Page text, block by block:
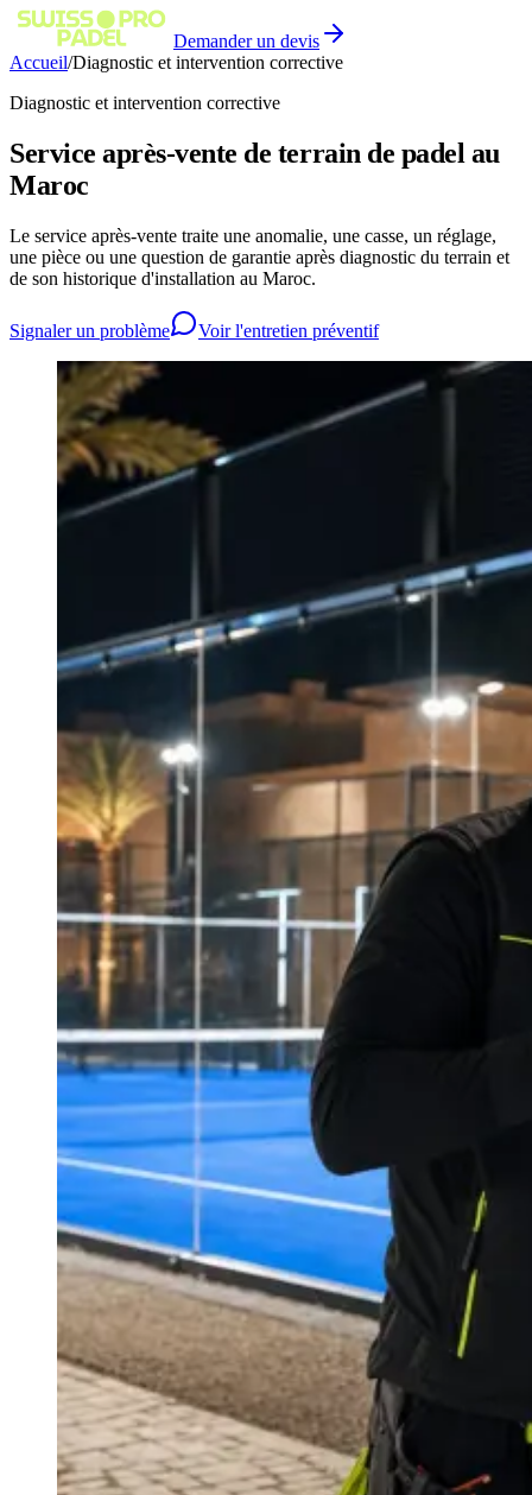
Demander un devis
Accueil/Diagnostic et intervention corrective
Diagnostic et intervention corrective
Service après-vente de terrain de padel au
Maroc
Le service après-vente traite une anomalie, une casse, un réglage,
une pièce ou une question de garantie après diagnostic du terrain et
de son historique d'installation au Maroc.
Signaler un problème Voir l'entretien préventif